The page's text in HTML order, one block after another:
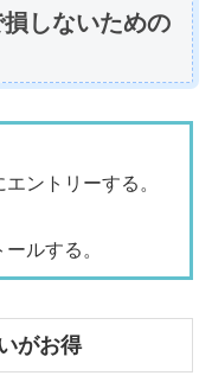
しないための
ントリーする。
ルする。
がお得